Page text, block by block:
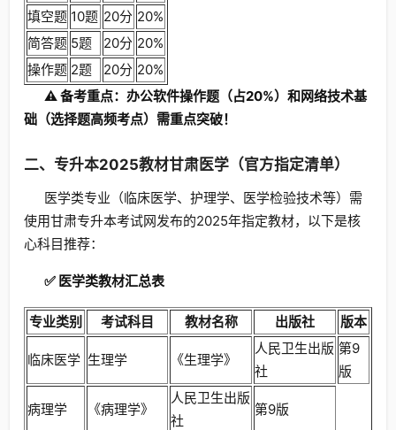
填空题 10题 20分 20%
简答题 5题 20分 20%
操作题 2题 20分 20%
⚠️ 备考重点：办公软件操作题（占20%）和网络技术基
础（选择题高频考点）需重点突破！
二、专升本2025教材甘肃医学（官方指定清单）
医学类专业（临床医学、护理学、医学检验技术等）需
使用甘肃专升本考试网发布的2025年指定教材，以下是核
心科目推荐：
✅ 医学类教材汇总表
专业类别 考试科目 教材名称 出版社 版本
临床医学 生理学 《生理学》
人民卫生出版
社
第9
版
病理学 《病理学》
人民卫生出版
社
第9版